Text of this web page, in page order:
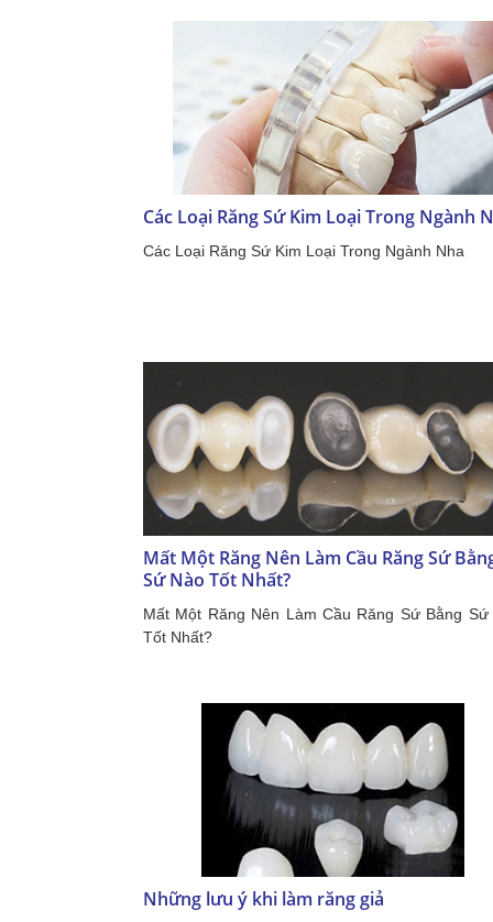
Các Loại Răng Sứ Kim Loại Trong Ngành
Các Loại Răng Sứ Kim Loại Trong Ngành Nha
Mất Một Răng Nên Làm Cầu Răng Sứ
Sứ Nào Tốt Nhất?
Mất Một Răng Nên Làm Cầu Răng Sứ Bằng Sứ
Tốt Nhất?
Những lưu ý khi làm răng giả